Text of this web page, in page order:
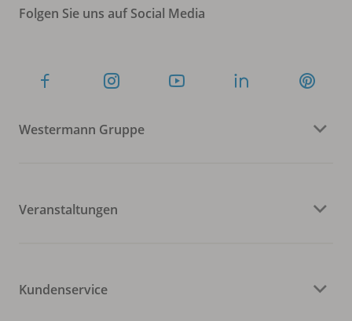
Folgen Sie uns auf Social Media
Westermann Gruppe
Veranstaltungen
Kundenservice